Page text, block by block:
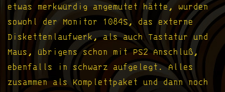
etwas merkwürdig angemutet hätte, wurden
sowohl der Monitor 1084S, das externe
Diskettenlaufwerk, als auch Tastatur und
Maus, übrigens schon mit PS2 Anschluß,
ebenfalls in schwarz aufgelegt. Alles
zusammen als Komplettpaket und dann noch